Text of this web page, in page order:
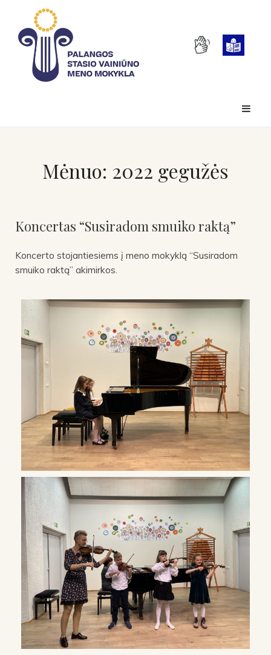
Mėnuo: 2022 gegužės
Koncertas “Susiradom smuiko raktą”
Koncerto stojantiesiems į meno mokyklą “Susiradom
smuiko raktą” akimirkos.